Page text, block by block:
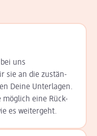
uns
sie an die zu­stän­
Deine Unterlagen.
möglich eine Rück­
es weitergeht.